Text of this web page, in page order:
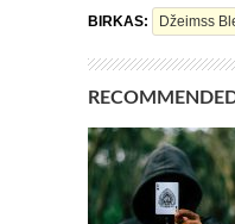
BIRKAS: Džeimss